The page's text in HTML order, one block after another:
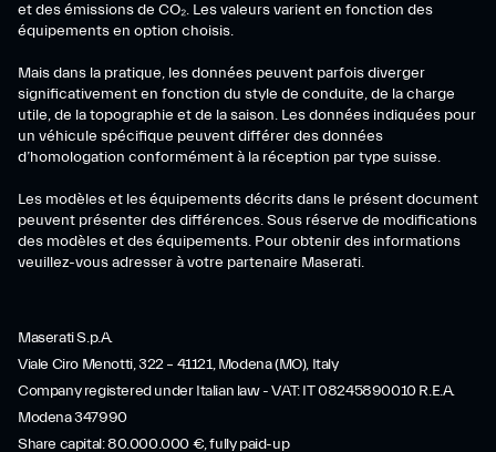
et des émissions de CO₂. Les valeurs varient en fonction des
équipements en option choisis.
Mais dans la pratique, les données peuvent parfois diverger
significativement en fonction du style de conduite, de la charge
utile, de la topographie et de la saison. Les données indiquées pour
un véhicule spécifique peuvent différer des données
d’homologation conformément à la réception par type suisse.
Les modèles et les équipements décrits dans le présent document
peuvent présenter des différences. Sous réserve de modifications
des modèles et des équipements. Pour obtenir des informations
veuillez-vous adresser à votre partenaire Maserati.
Maserati S.p.A.
Viale Ciro Menotti, 322 – 41121, Modena (MO), Italy
Company registered under Italian law - VAT: IT 08245890010 R.E.A.
Modena 347990
Share capital: 80.000.000 €, fully paid-up